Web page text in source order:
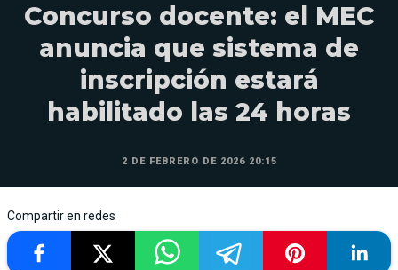
Concurso docente: el MEC
anuncia que sistema de
inscripción estará
habilitado las 24 horas
2 DE FEBRERO DE 2026 20:15
Compartir en redes